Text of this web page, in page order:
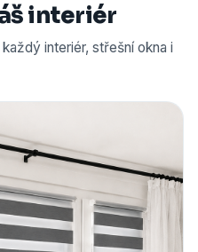
interiér
interiér, střešní okna i